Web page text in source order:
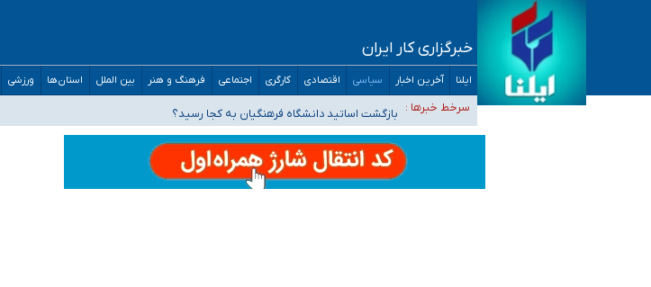
خبرگزاری کار ایران
ایلنا آخرین اخبار سیاسی اقتصادی کارگری اجتماعی فرهنگ و هنر بین الملل استان‌ها ورزشی
سرخط خبرها :
ثبت‌نام بخش عمده دانش‌آموزان مدارس ایرانی امارات در کشور/ درباره محصلان باقی‌مانده در
هشدار درباره مصرف و دسترسی آسان به ماده مخدر ناس
بازگشت اساتید دانشگاه فرهنگیان به کجا رسید؟
۵۵۶ هزار نفر در صف وام ازدواج/ بانک سرمایه با وجود ۲۵۰ متقاضی، تاکنون هیچ فقره وامی پرداخت نکرده است
کسانی که خواهان ادامه جنگ هستند، برنامه خود را برای اداره کشور ارائه کنند